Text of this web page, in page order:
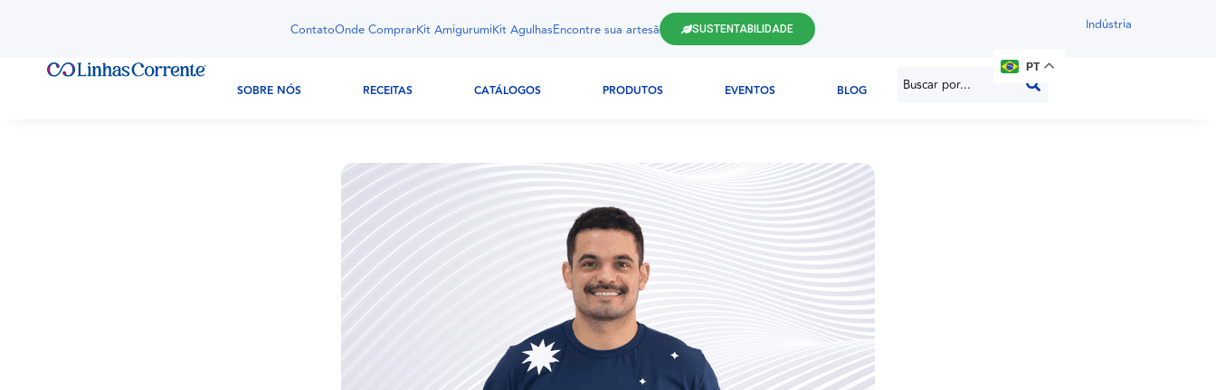
ContatoOnde ComprarKit AmigurumiKit AgulhasEncontre sua artesã SUSTENTABILIDADE Indústria
SOBRE NÓS RECEITAS CATÁLOGOS PRODUTOS EVENTOS BLOG
PT